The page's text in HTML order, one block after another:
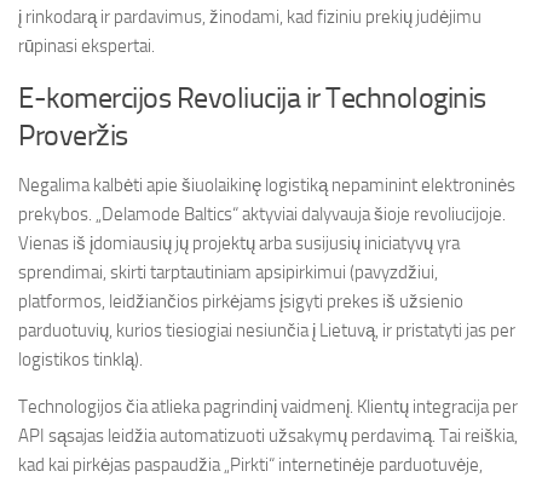
į rinkodarą ir pardavimus, žinodami, kad fiziniu prekių judėjimu
rūpinasi ekspertai.
E-komercijos Revoliucija ir Technologinis
Proveržis
Negalima kalbėti apie šiuolaikinę logistiką nepaminint elektroninės
prekybos. „Delamode Baltics“ aktyviai dalyvauja šioje revoliucijoje.
Vienas iš įdomiausių jų projektų arba susijusių iniciatyvų yra
sprendimai, skirti tarptautiniam apsipirkimui (pavyzdžiui,
platformos, leidžiančios pirkėjams įsigyti prekes iš užsienio
parduotuvių, kurios tiesiogiai nesiunčia į Lietuvą, ir pristatyti jas per
logistikos tinklą).
Technologijos čia atlieka pagrindinį vaidmenį. Klientų integracija per
API sąsajas leidžia automatizuoti užsakymų perdavimą. Tai reiškia,
kad kai pirkėjas paspaudžia „Pirkti“ internetinėje parduotuvėje,